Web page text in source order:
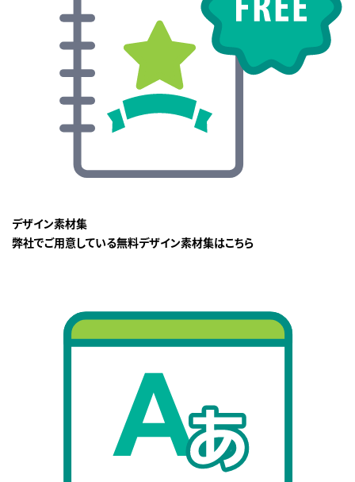
デザイン素材集
弊社でご用意している無料デザイン素材集はこちら